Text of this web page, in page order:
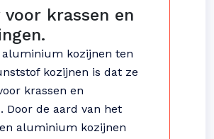
voor krassen en
aluminium kozijnen ten
kozijnen is dat ze
krassen en
Door de aard van het
aluminium kozijnen